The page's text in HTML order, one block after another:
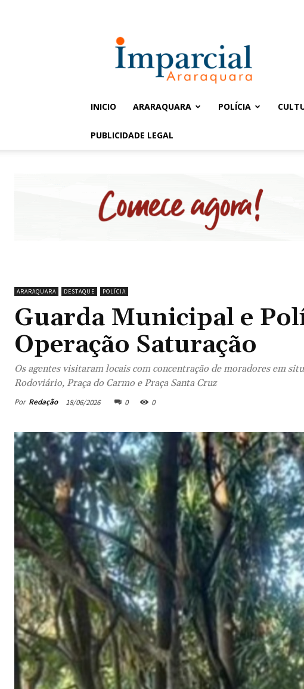
Imparcial
INICIO ARARAQUARA POLÍCIA
PUBLICIDADE LEGAL
ARARAQUARA DESTAQUE POLÍCIA
Guarda Municipal e
Operação Saturação‎
Os agentes visitaram locais com concentração de moradores em
Rodoviário, Praça do Carmo e Praça Santa Cruz
Por Redação 18/06/2026 0 0